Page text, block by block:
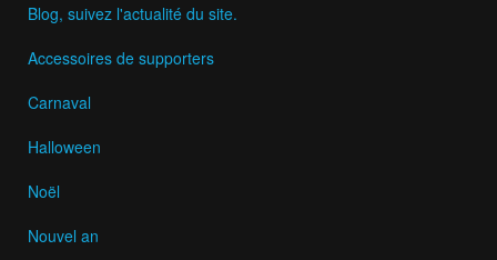
Blog, suivez l'actualité du site.
Accessoires de supporters
Carnaval
Halloween
Noël
Nouvel an